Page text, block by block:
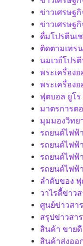
ข่าวเศรษฐ
ข่าวเศรษฐ
ดื่มโปรตีนเ
ติดตามเทร
นมเวย์โปร
พระเครื่อง
พระเครื่อง
ฟุตบอล ยูโร
มาตรการต
มุมมองวิทย
รถยนต์ไฟฟ้
รถยนต์ไฟฟ้
รถยนต์ไฟฟ้
รถยนต์ไฟฟ้
ลำดับของ
วาไรตี้ข่าว
ศูนย์ข่าวสา
สรุปข่าวสา
สินค้า ขายดี
สินค้าส่งออ